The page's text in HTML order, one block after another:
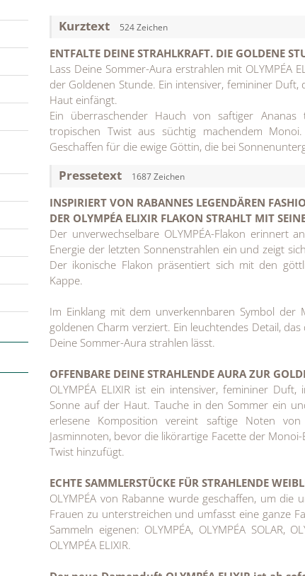
Kurztext 524 Zeichen
ENTFALTE DEINE STRAHLKRAFT. DIE GOLDENE
Lass Deine Sommer-Aura erstrahlen mit OLYMPÉA
der Goldenen Stunde. Ein intensiver, femininer
Haut einfängt.
Ein überraschender Hauch von saftiger
tropischen Twist aus süchtig machendem
Geschaffen für die ewige Göttin, die bei
Pressetext 1687 Zeichen
INSPIRIERT VON RABANNES LEGENDÄREN
DER OLYMPÉA ELIXIR FLAKON STRAHLT MIT
Der unverwechselbare OLYMPÉA-Flakon erinnert
Energie der letzten Sonnenstrahlen ein und zeigt
Der ikonische Flakon präsentiert sich mit den
Kappe.
Im Einklang mit dem unverkennbaren Symbol der
goldenen Charm verziert. Ein leuchtendes Detail,
Deine Sommer-Aura strahlen lässt.
OFFENBARE DEINE STRAHLENDE AURA ZUR
OLYMPÉA ELIXIR ist ein intensiver, femininer
Sonne auf der Haut. Tauche in den Sommer ein
erlesene Komposition vereint saftige Noten
Jasminnoten, bevor die likörartige Facette der
Twist hinzufügt.
ECHTE SAMMLERSTÜCKE FÜR STRAHLENDE
OLYMPÉA von Rabanne wurde geschaffen, um die
Frauen zu unterstreichen und umfasst eine ganze
Sammeln eigenen: OLYMPÉA, OLYMPÉA SOLAR,
OLYMPÉA ELIXIR.